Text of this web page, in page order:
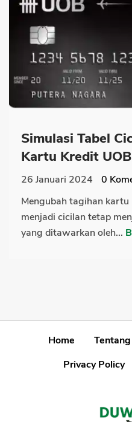
Simulasi Tabel
Kartu Kredit
26 Januari 2024 0
Mengubah tagihan kartu
menjadi cicilan tetap
yang ditawarkan oleh...
Home
Privacy Policy